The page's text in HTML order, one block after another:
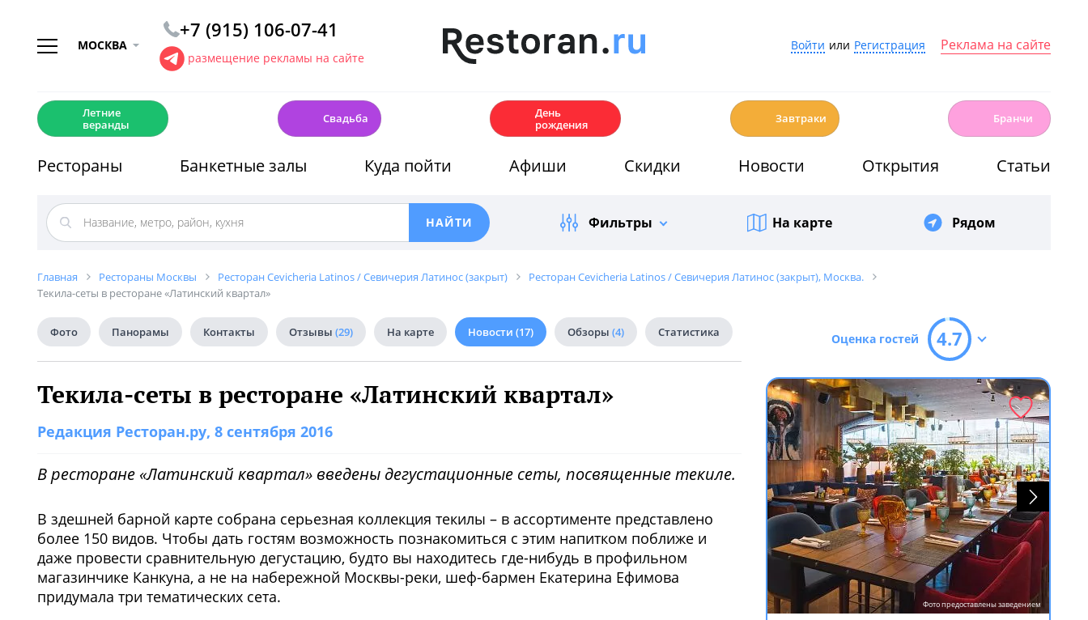
МОСКВА
+7 (915) 106-07-41
размещение рекламы на сайте
Войти или Регистрация Реклама на сайте
Летние
веранды
Свадьба
День
рождения
Завтраки Бранчи
Рестораны Банкетные залы Куда пойти Афиши Скидки Новости Открытия Статьи
Фильтры На карте Рядом
Главная Рестораны Москвы Ресторан Cevicheria Latinos / Севичерия Латинос (закрыт)
Ресторан Cevicheria Latinos / Севичерия Латинос (закрыт), Москва.
Текила-сеты в ресторане «Латинский квартал»
Фото Панорамы Контакты Отзывы (29) На карте Новости (17) Обзоры (4) Статистика
Текила-сеты в ресторане «Латинский квартал»
Редакция Ресторан.ру, 8 сентября 2016
В ресторане «Латинский квартал» введены дегустационные сеты, посвященные текиле.
В здешней барной карте собрана серьезная коллекция текилы – в ассортименте представлено
более 150 видов. Чтобы дать гостям возможность познакомиться с этим напитком поближе и
даже провести сравнительную дегустацию, будто вы находитесь где-нибудь в профильном
магазинчике Канкуна, а не на набережной Москвы-реки, шеф-бармен Екатерина Ефимова
придумала три тематических сета.
Оценка гостей 4.7
Фото предоставлены заведением